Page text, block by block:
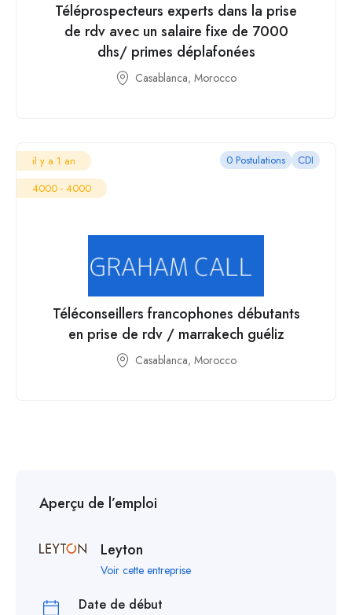
Téléprospecteurs experts dans la prise
de rdv avec un salaire fixe de 7000
dhs/ primes déplafonées
Casablanca, Morocco
il y a 1 an
4000 - 4000
0 Postulations CDI
Téléconseillers francophones débutants
en prise de rdv / marrakech guéliz
Casablanca, Morocco
Aperçu de l’emploi
Leyton
Voir cette entreprise
Date de début